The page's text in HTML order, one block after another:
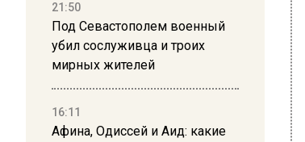
21:50
Под Севастополем военный
убил сослуживца и троих
мирных жителей
16:11
Афина, Одиссей и Аид: какие